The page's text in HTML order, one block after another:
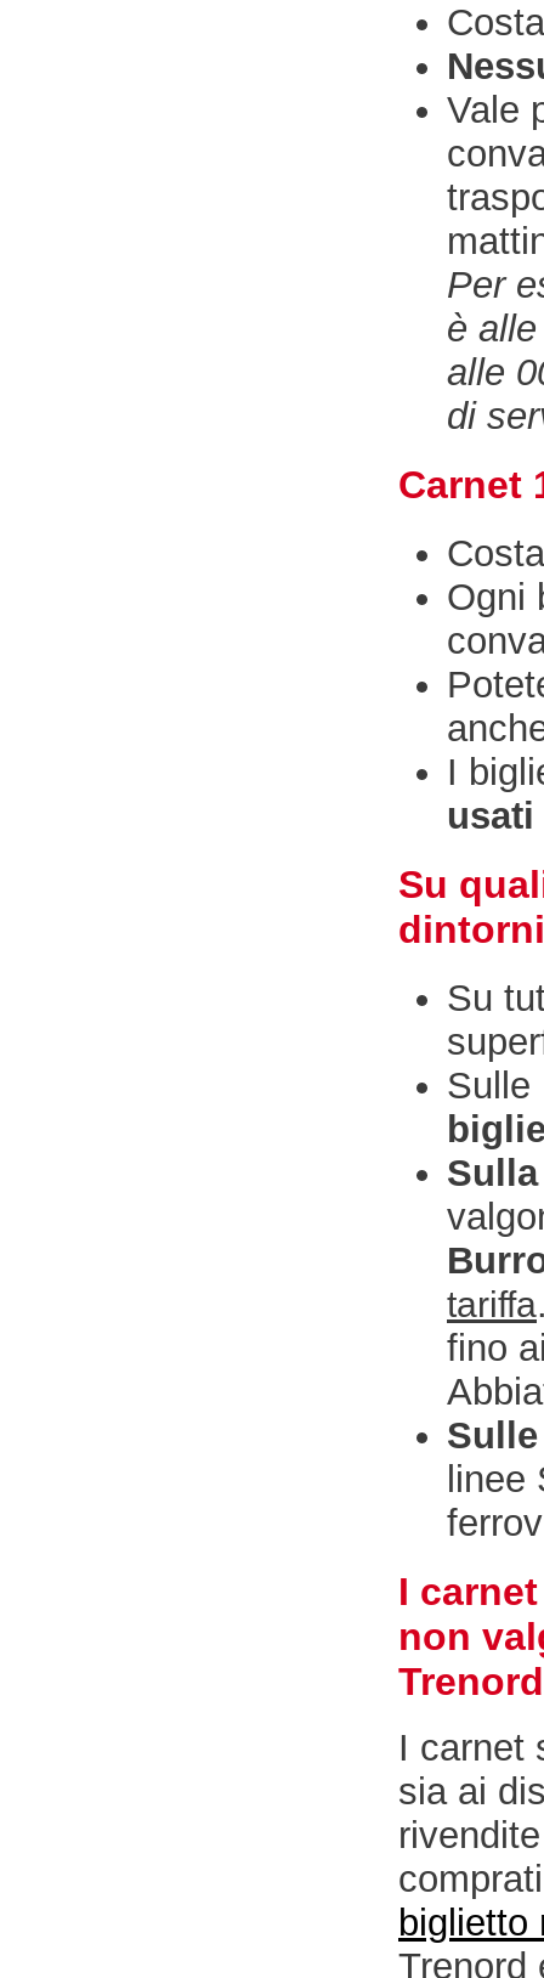
Vale
Per
è
alle
di
Carnet
Ogni
I
usati
Su
Su
Sulle
tariffa
fino
I
non
I carnet
sia ai
biglietto
Trenord